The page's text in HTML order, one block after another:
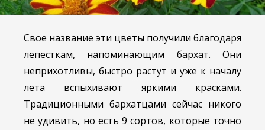
Свое название эти цветы получили благодаря
лепесткам, напоминающим бархат. Они
неприхотливы, быстро растут и уже к началу
лета вспыхивают яркими красками.
Традиционными бархатцами сейчас никого
не удивить, но есть 9 сортов, которые точно